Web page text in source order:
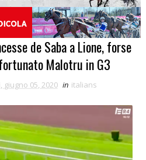
de Saba a Lione, forse
Malotru in G3
giugno 05, 2020 in italians